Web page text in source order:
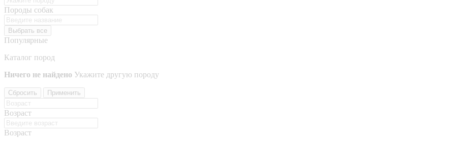
Породы собак
Выбрать все
Популярные
Каталог пород
Ничего не найдено Укажите другую породу
Сбросить Применить
Возраст
Возраст